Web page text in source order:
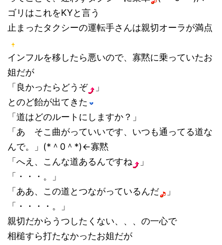
ゴリはこれをKYと言う
止まったタクシーの運転手さんは親切オーラが満点
インフルを移したら悪いので、寡黙に乗っていたお
姐だが
「良かったらどうぞ
」
とのど飴が出てきた
「道はどのルートにしますか？」
「あ そこ曲がっていいです、いつも通ってる道な
んで。」(*＾0＾*)←寡黙
「へえ、こんな道あるんですね
」
「・・・。」
「ああ、この道とつながっているんだ
」
「・・・・。」
親切だからうつしたくない、、、の一心で
相槌すら打たなかったお姐だが